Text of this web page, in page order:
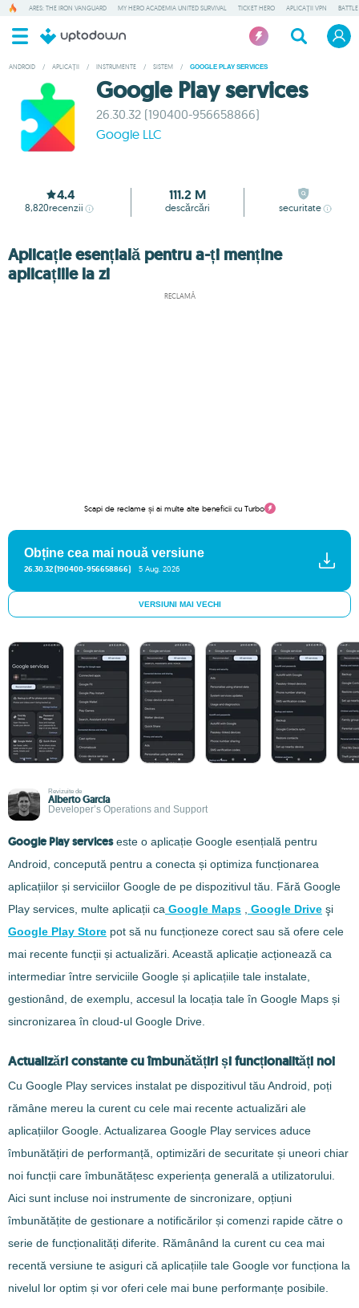
ARES: THE IRON VANGUARD MY HERO ACADEMIA UNITED SURVIVAL TICKET HERO APLICAȚII VPN
ANDROID / APLICAȚII / INSTRUMENTE / SISTEM / GOOGLE PLAY SERVICES
Google Play services
26.30.32 (190400-956658866)
Google LLC
4.4
8,820recenzii
111.2 M
descărcări securitate
Aplicație esențială pentru a-ți menține
aplicațiile la zi
RECLAMĂ
Scapi de reclame și ai multe alte beneficii cu Turbo
Obține cea mai nouă versiune
26.30.32 (190400-956658866) 5 Aug. 2026
VERSIUNI MAI VECHI
Revizuite de
Alberto García
Developer’s Operations and Support
Google Play serviceseste o aplicație Google esențială pentru
Android, concepută pentru a conecta și optimiza funcționarea
aplicațiilor și serviciilor Google de pe dispozitivul tău. Fără Google
Play services, multe aplicații ca Google Maps Google Drive şi
Google Play Store pot să nu funcționeze corect sau să ofere cele
mai recente funcții și actualizări. Această aplicație acționează ca
intermediar între serviciile Google și aplicațiile tale instalate,
gestionând, de exemplu, accesul la locația tale în Google Maps și
sincronizarea în cloud-ul Google Drive.
Actualizări constante cu îmbunătățiri și funcționalități noi
Cu Google Play services instalat pe dispozitivul tău Android, poți
rămâne mereu la curent cu cele mai recente actualizări ale
aplicațiilor Google. Actualizarea Google Play services aduce
îmbunătățiri de performanță, optimizări de securitate și uneori chiar
noi funcții care îmbunătățesc experiența generală a utilizatorului.
Aici sunt incluse noi instrumente de sincronizare, opțiuni
îmbunătățite de gestionare a notificărilor și comenzi rapide către o
serie de funcționalități diferite. Rămânând la curent cu cea mai
recentă versiune te asiguri că aplicațiile tale Google vor funcționa la
nivelul lor optim și vor oferi cele mai bune performanțe posibile.